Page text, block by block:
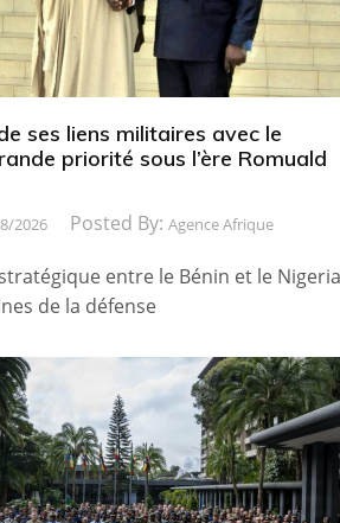
ses liens militaires avec le
priorité sous l’ère Romuald
2026 Posted By: Agence Afrique
entre le Bénin et le Nigeria
de la défense